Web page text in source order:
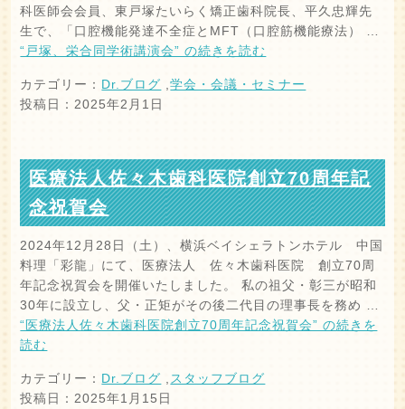
科医師会会員、東戸塚たいらく矯正歯科院長、平久忠輝先
生で、「口腔機能発達不全症とMFT（口腔筋機能療法） …
“戸塚、栄合同学術講演会” の続きを読む
カテゴリー： Dr.ブログ ,学会・会議・セミナー
投稿日：2025年2月1日
医療法人佐々木歯科医院創立70周年記
念祝賀会
2024年12月28日（土）、横浜ベイシェラトンホテル 中国
料理「彩龍」にて、医療法人 佐々木歯科医院 創立70周
年記念祝賀会を開催いたしました。 私の祖父・彰三が昭和
30年に設立し、父・正矩がその後二代目の理事長を務め …
“医療法人佐々木歯科医院創立70周年記念祝賀会” の続きを
読む
カテゴリー： Dr.ブログ ,スタッフブログ
投稿日：2025年1月15日